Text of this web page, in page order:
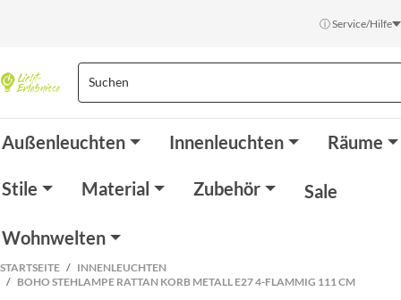
ⓘ Service/Hilfe
Außenleuchten Innenleuchten Räume
Stile Material Zubehör Sale
Wohnwelten
STARTSEITE
INNENLEUCHTEN
BOHO STEHLAMPE RATTAN KORB METALL E27 4-FLAMMIG 111 CM